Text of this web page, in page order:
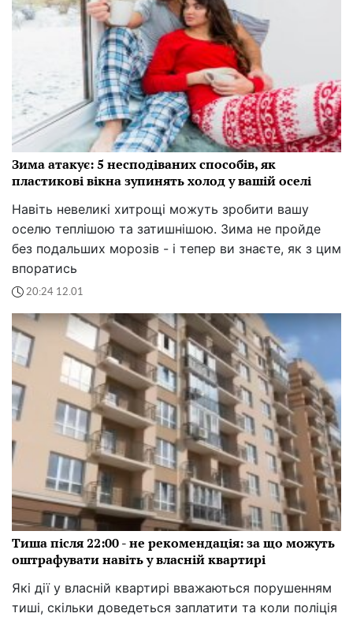
Зима атакує: 5 несподіваних способів, як
пластикові вікна зупинять холод у вашій оселі
Навіть невеликі хитрощі можуть зробити вашу
оселю теплішою та затишнішою. Зима не пройде
без подальших морозів - і тепер ви знаєте, як з цим
впоратись
20:24 12.01
Тиша після 22:00 - не рекомендація: за що можуть
оштрафувати навіть у власній квартирі
Які дії у власній квартирі вважаються порушенням
тиші, скільки доведеться заплатити та коли поліція